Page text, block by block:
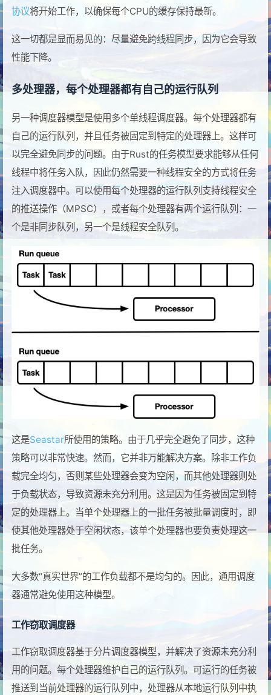
协议将开始工作，以确保每个CPU的缓存保持最新。
这一切都是显而易见的：尽量避免跨线程同步，因为它会导致
性能下降。
多处理器，每个处理器都有自己的运行队列
另一种调度器模型是使用多个单线程调度器。每个处理器都有
自己的运行队列，并且任务被固定到特定的处理器上。这样可
以完全避免同步的问题。由于Rust的任务模型要求能够从任何
线程中将任务入队，因此仍然需要一种线程安全的方式将任务
注入调度器中。可以使用每个处理器的运行队列支持线程安全
的推送操作（MPSC），或者每个处理器有两个运行队列：一
个是非同步队列，另一个是线程安全队列。
这是Seastar所使用的策略。由于几乎完全避免了同步，这种
策略可以非常快速。然而，它并非万能解决方案。除非工作负
载完全均匀，否则某些处理器会变为空闲，而其他处理器则处
于负载状态，导致资源未充分利用。这是因为任务被固定到特
定的处理器上。当单个处理器上的一批任务被批量调度时，即
使其他处理器处于空闲状态，该单个处理器也要负责处理这一
批任务。
大多数“真实世界”的工作负载都不是均匀的。因此，通用调度
器通常避免使用这种模型。
工作窃取调度器
工作窃取调度器基于分片调度器模型，并解决了资源未充分利
用的问题。每个处理器维护自己的运行队列。可运行的任务被
推送到当前处理器的运行队列中，处理器从本地运行队列中执